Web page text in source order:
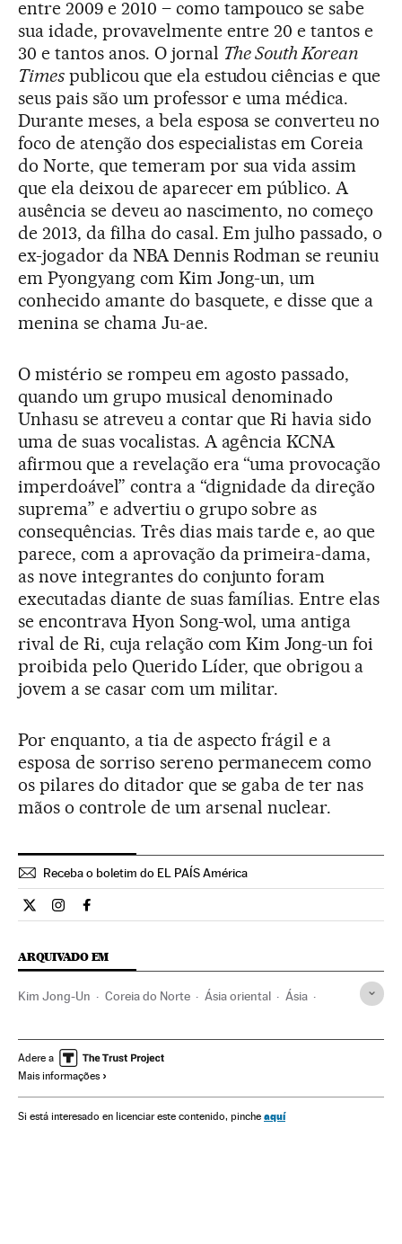
entre 2009 e 2010 – como tampouco se sabe
sua idade, provavelmente entre 20 e tantos e
30 e tantos anos. O jornal The South Korean
Timespublicou que ela estudou ciências e que
seus pais são um professor e uma médica.
Durante meses, a bela esposa se converteu no
foco de atenção dos especialistas em Coreia
do Norte, que temeram por sua vida assim
que ela deixou de aparecer em público. A
ausência se deveu ao nascimento, no começo
de 2013, da filha do casal. Em julho passado, o
ex-jogador da NBA Dennis Rodman se reuniu
em Pyongyang com Kim Jong-un, um
conhecido amante do basquete, e disse que a
menina se chama Ju-ae.
O mistério se rompeu em agosto passado,
quando um grupo musical denominado
Unhasu se atreveu a contar que Ri havia sido
uma de suas vocalistas. A agência KCNA
afirmou que a revelação era “uma provocação
imperdoável” contra a “dignidade da direção
suprema” e advertiu o grupo sobre as
consequências. Três dias mais tarde e, ao que
parece, com a aprovação da primeira-dama,
as nove integrantes do conjunto foram
executadas diante de suas famílias. Entre elas
se encontrava Hyon Song-wol, uma antiga
rival de Ri, cuja relação com Kim Jong-un foi
proibida pelo Querido Líder, que obrigou a
jovem a se casar com um militar.
Por enquanto, a tia de aspecto frágil e a
esposa de sorriso sereno permanecem como
os pilares do ditador que se gaba de ter nas
mãos o controle de um arsenal nuclear.
Receba o boletim do EL PAÍS América
Internacional El País Brasil en Twitter
Internacional El País Brasil en Instagram
Internacional El País Brasil en Facebook
ARQUIVADO EM
Kim Jong-Un Coreia do Norte Ásia oriental Ásia
Adere a
Mais informações
Si está interesado en licenciar este contenido, pinche aquí